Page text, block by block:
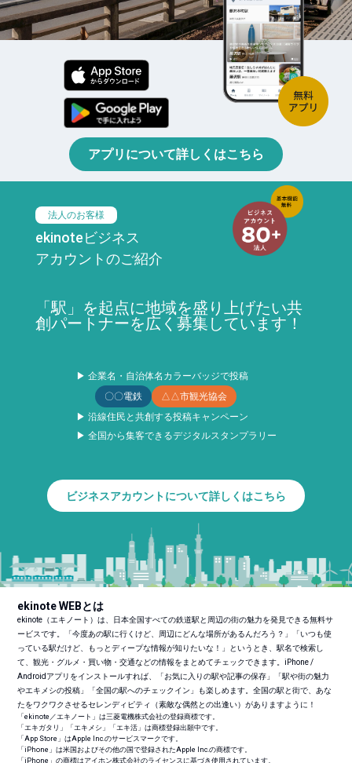
アプリについて詳しくはこちら
法人のお客様
ekinoteビジネス
アカウントのご紹介
「駅」を起点に地域を盛り上げたい共
創パートナーを広く募集しています！
▶ 企業名・自治体名カラーバッジで投稿
〇〇電鉄
△△市観光協会
▶ 沿線住民と共創する投稿キャンペーン
▶ 全国から集客できるデジタルスタンプラリー
ビジネスアカウントについて詳しくはこちら
ekinote WEBとは
ekinote（エキノート）は、日本全国すべての鉄道駅と周辺の街の魅力を発見できる無料サ
ービスです。「今度あの駅に行くけど、周辺にどんな場所があるんだろう？」「いつも使
っている駅だけど、もっとディープな情報が知りたいな！」というとき、駅名で検索し
て、観光・グルメ・買い物・交通などの情報をまとめてチェックできます。iPhone /
Androidアプリをインストールすれば、「お気に入りの駅や記事の保存」「駅や街の魅力
やエキメシの投稿」「全国の駅へのチェックイン」も楽しめます。全国の駅と街で、あな
たをワクワクさせるセレンディピティ（素敵な偶然との出逢い）がありますように！
「ekinote／エキノート」は三菱電機株式会社の登録商標です。
「エキガタリ」「エキメシ」「エキ活」は商標登録出願中です。
「App Store」はApple Inc.のサービスマークです。
「iPhone」は米国およびその他の国で登録されたApple Inc.の商標です。
「iPhone」の商標はアイホン株式会社のライセンスに基づき使用されています。